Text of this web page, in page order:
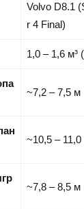
Volvo D8.1
r 4 Final)
1,0 – 1,6 м³
~7,2 – 7,5 м
~10,5 –
~7,8 – 8,5 м